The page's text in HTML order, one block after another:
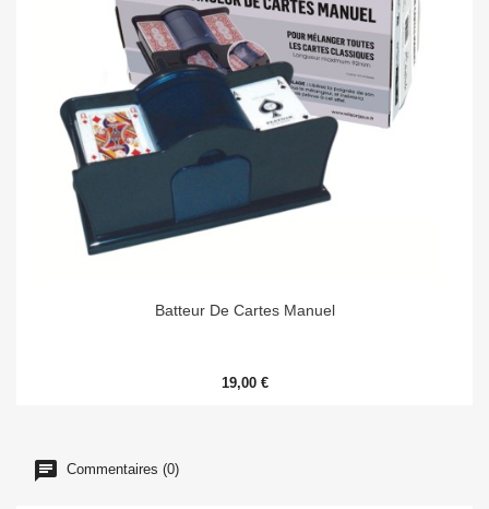
Batteur De Cartes Manuel
19,00 €
Commentaires (0)